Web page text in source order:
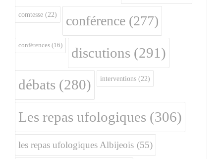
comtesse (22) conférence (277)
conférences (16) discutions (291)
débats (280) interventions (22)
Les repas ufologiques (306)
les repas ufologiques Albijeois (55)